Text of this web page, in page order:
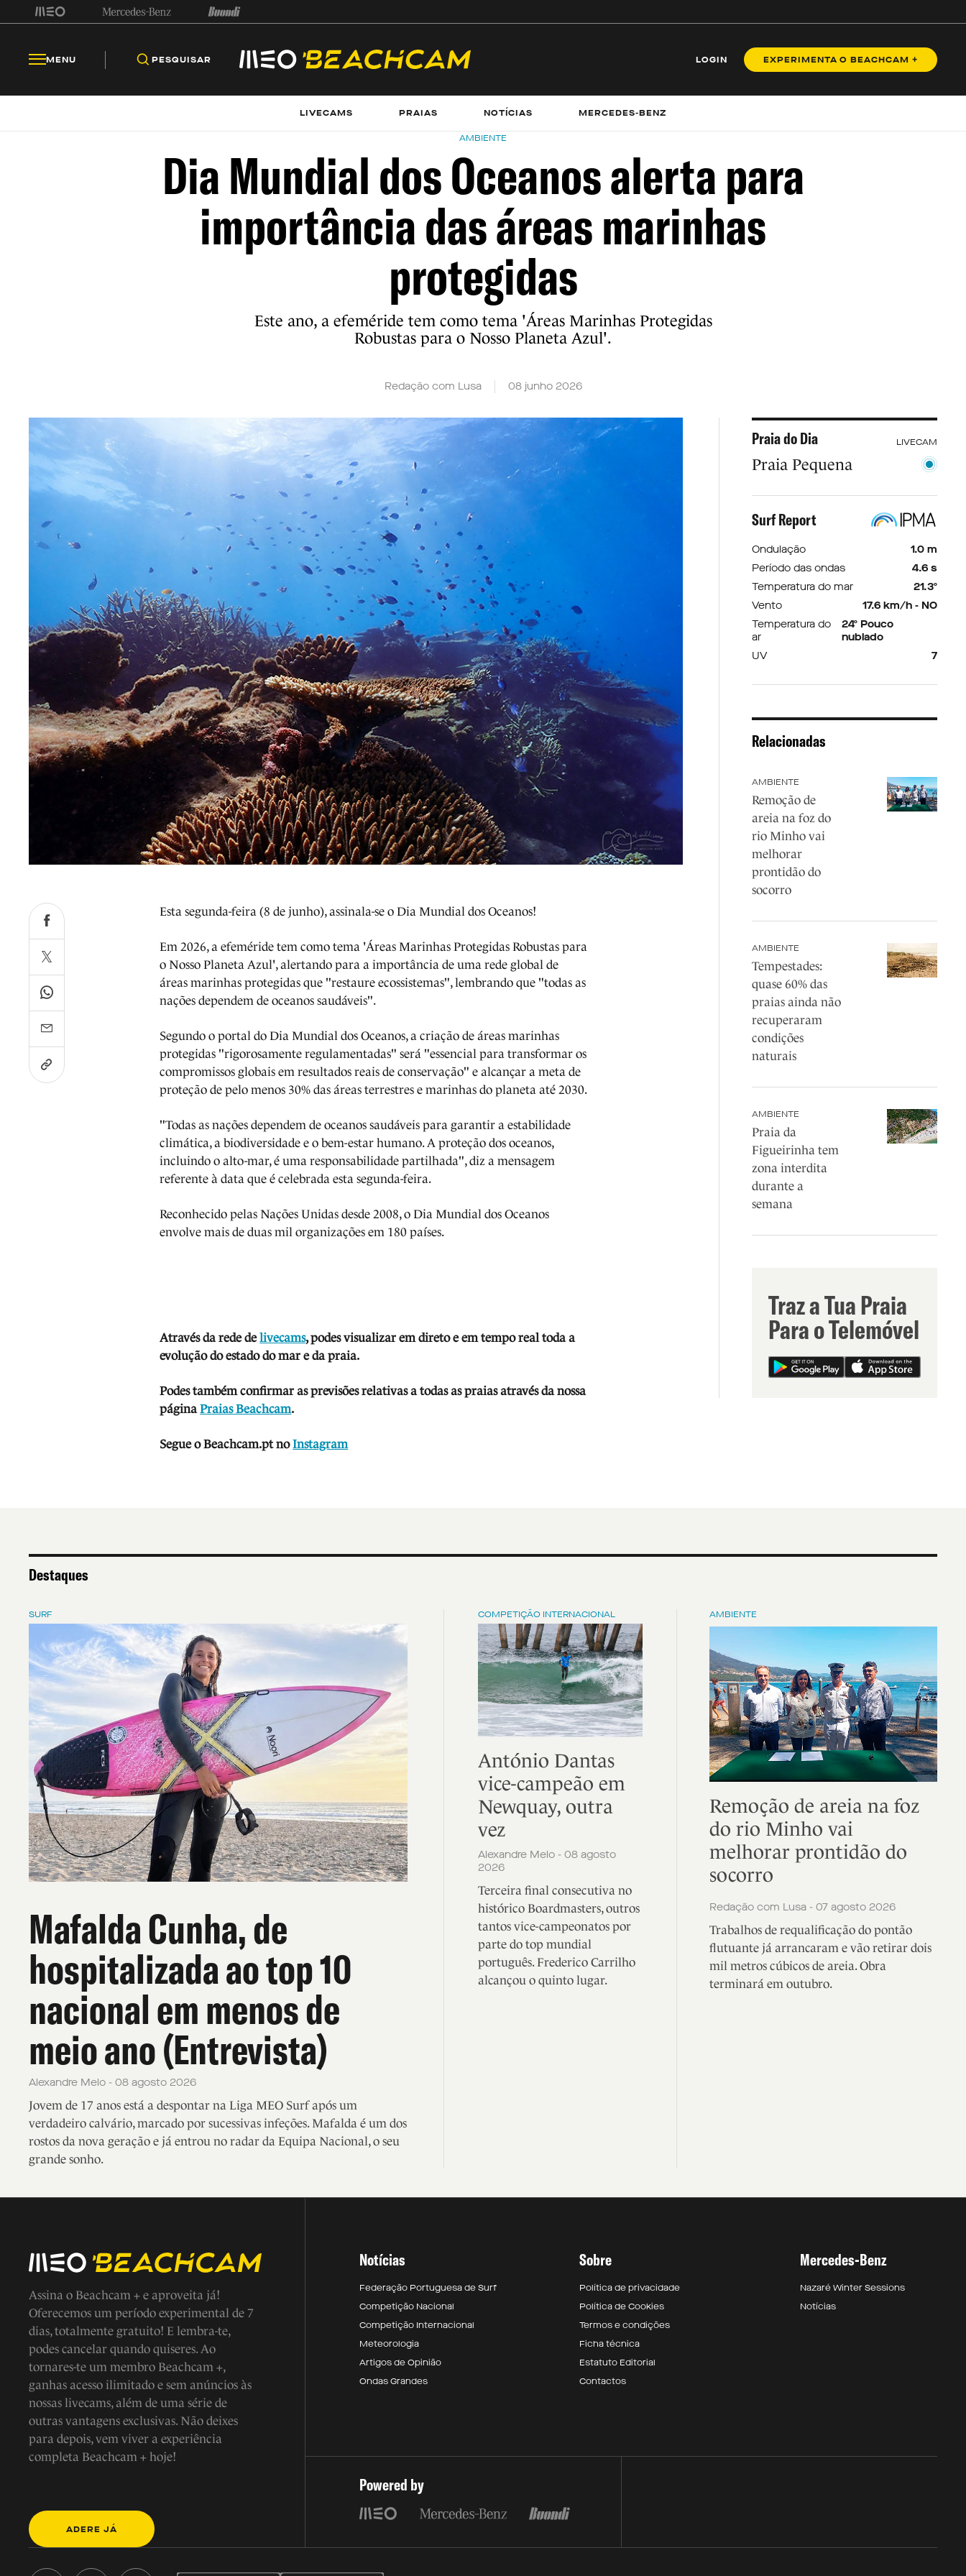
MENU PESQUISAR LOGIN EXPERIMENTA O BEACHCAM +
LIVECAMS PRAIAS NOTÍCIAS MERCEDES-BENZ
AMBIENTE
Dia Mundial dos Oceanos alerta para
importância das áreas marinhas
protegidas
Este ano, a efeméride tem como tema 'Áreas Marinhas Protegidas
Robustas para o Nosso Planeta Azul'.
Redação com Lusa 08 junho 2026
Esta segunda-feira (8 de junho), assinala-se o Dia Mundial dos Oceanos!
Em 2026, a efeméride tem como tema 'Áreas Marinhas Protegidas Robustas para
o Nosso Planeta Azul', alertando para a importância de uma rede global de
áreas marinhas protegidas que "restaure ecossistemas", lembrando que "todas as
nações dependem de oceanos saudáveis".
Segundo o portal do Dia Mundial dos Oceanos, a criação de áreas marinhas
protegidas "rigorosamente regulamentadas" será "essencial para transformar os
compromissos globais em resultados reais de conservação" e alcançar a meta de
proteção de pelo menos 30% das áreas terrestres e marinhas do planeta até 2030.
"Todas as nações dependem de oceanos saudáveis para garantir a estabilidade
climática, a biodiversidade e o bem-estar humano. A proteção dos oceanos,
incluindo o alto-mar, é uma responsabilidade partilhada", diz a mensagem
referente à data que é celebrada esta segunda-feira.
Reconhecido pelas Nações Unidas desde 2008, o Dia Mundial dos Oceanos
envolve mais de duas mil organizações em 180 países.
Através da rede delivecams, podes visualizar em direto e em tempo real toda a
evolução do estado do mar e da praia.
Podes também confirmar as previsões relativas a todas as praias através da nossa
páginaPraias Beachcam.
Segue o Beachcam.pt no Instagram
Praia do Dia LIVECAM
Praia Pequena
Surf Report
Ondulação
1.0 m
Período das ondas
4.6 s
Temperatura do mar
21.3º
Vento
17.6 km/h - NO
Temperatura do
ar
24º Pouco
nublado
UV
7
Relacionadas
AMBIENTE
Remoção de
areia na foz do
rio Minho vai
melhorar
prontidão do
socorro
AMBIENTE
Tempestades:
quase 60% das
praias ainda não
recuperaram
condições
naturais
AMBIENTE
Praia da
Figueirinha tem
zona interdita
durante a
semana
Traz a Tua Praia
Para o Telemóvel
Destaques
SURF
Mafalda Cunha, de
hospitalizada ao top 10
nacional em menos de
meio ano (Entrevista)
Alexandre Melo - 08 agosto 2026
Jovem de 17 anos está a despontar na Liga MEO Surf após um
verdadeiro calvário, marcado por sucessivas infeções. Mafalda é um dos
rostos da nova geração e já entrou no radar da Equipa Nacional, o seu
grande sonho.
COMPETIÇÃO INTERNACIONAL
António Dantas
vice-campeão em
Newquay, outra
vez
Alexandre Melo - 08 agosto
2026
Terceira final consecutiva no
histórico Boardmasters, outros
tantos vice-campeonatos por
parte do top mundial
português. Frederico Carrilho
alcançou o quinto lugar.
AMBIENTE
Remoção de areia na foz
do rio Minho vai
melhorar prontidão do
socorro
Redação com Lusa - 07 agosto 2026
Trabalhos de requalificação do pontão
flutuante já arrancaram e vão retirar dois
mil metros cúbicos de areia. Obra
terminará em outubro.
Assina o Beachcam + e aproveita já!
Oferecemos um período experimental de 7
dias, totalmente gratuito! E lembra-te,
podes cancelar quando quiseres. Ao
tornares-te um membro Beachcam +,
ganhas acesso ilimitado e sem anúncios às
nossas livecams, além de uma série de
outras vantagens exclusivas. Não deixes
para depois, vem viver a experiência
completa Beachcam + hoje!
ADERE JÁ
Notícias
Federação Portuguesa de Surf
Competição Nacional
Competição Internacional
Meteorologia
Artigos de Opinião
Ondas Grandes
Sobre
Política de privacidade
Política de Cookies
Termos e condições
Ficha técnica
Estatuto Editorial
Contactos
Mercedes-Benz
Nazaré Winter Sessions
Notícias
Powered by